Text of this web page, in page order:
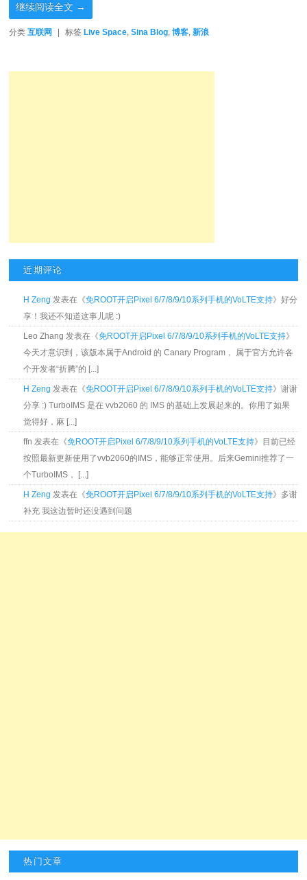
继续阅读全文 →
分类 互联网 | 标签 Live Space,Sina Blog,博客,新浪
近期评论
H Zeng 发表在《免ROOT开启Pixel 6/7/8/9/10系列手机的VoLTE支持》好分
享！我还不知道这事儿呢 :)
Leo Zhang 发表在《免ROOT开启Pixel 6/7/8/9/10系列手机的VoLTE支持》
今天才意识到，该版本属于Android 的 Canary Program， 属于官方允许各
个开发者“折腾”的 [...]
H Zeng 发表在《免ROOT开启Pixel 6/7/8/9/10系列手机的VoLTE支持》谢谢
分享 :) TurboIMS 是在 vvb2060 的 IMS 的基础上发展起来的。你用了如果
觉得好，麻 [...]
ffn 发表在《免ROOT开启Pixel 6/7/8/9/10系列手机的VoLTE支持》目前已经
按照最新更新使用了vvb2060的IMS，能够正常使用。后来Gemini推荐了一
个TurboIMS， [...]
H Zeng 发表在《免ROOT开启Pixel 6/7/8/9/10系列手机的VoLTE支持》多谢
补充 我这边暂时还没遇到问题
热门文章